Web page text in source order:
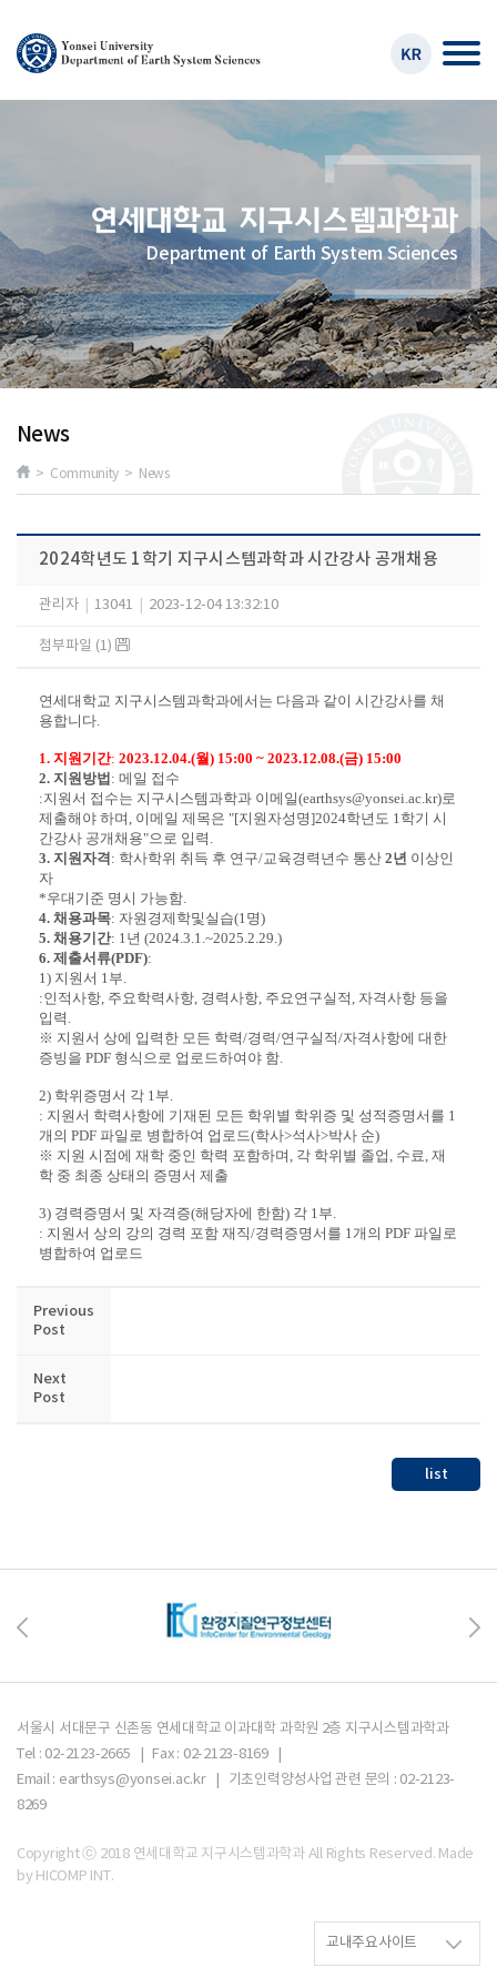
Department of Earth System Sciences
News
> Community > News
2024학년도 1학기 지구시스템과학과 시간강사 공개채용
관리자 13041 2023-12-04 13:32:10
첨부파일 (1)
연세대학교 지구시스템과학과에서는 다음과 같이 시간강사를 채
용합니다.
1. 지원기간: 2023.12.04.(월) 15:00 ~ 2023.12.08.(금) 15:00
2. 지원방법 : 메일 접수
:지원서 접수는 지구시스템과학과 이메일(earthsys@yonsei.ac.kr)로
제출해야 하며 , 이메일 제목은 "[지원자성명]2024학년도 1학기 시
간강사 공개채용"으로 입력 .
3. 지원자격 : 학사학위 취득 후 연구/교육경력년수 통산 2년 이상인
자
*우대기준 명시 가능함.
4. 채용과목: 자원경제학및실습(1명)
5. 채용기간: 1년 (2024.3.1.~2025.2.29.)
6. 제출서류(PDF):
1) 지원서 1부.
:인적사항, 주요학력사항, 경력사항, 주요연구실적 , 자격사항 등을
입력 .
※ 지원서 상에 입력한 모든 학력/경력/연구실적/자격사항에 대한
증빙을 PDF 형식으로 업로드하여야 함.
2) 학위증명서 각 1부.
: 지원서 학력사항에 기재된 모든 학위별 학위증 및 성적증명서를 1
개의 PDF 파일로 병합하여 업로드(학사>석사>박사 순)
※ 지원 시점에 재학 중인 학력 포함하며 , 각 학위별 졸업 , 수료, 재
학 중 최종 상태의 증명서 제출
3) 경력증명서 및 자격증(해당자에 한함) 각 1부.
: 지원서 상의 강의 경력 포함 재직/경력증명서를 1개의 PDF 파일로
병합하여 업로드
Previous
Post
Next
Post
list
서울시 서대문구 신촌동 연세대학교 이과대학 과학원 2층 지구시스템과학과
Tel : 02-2123-2665 | Fax : 02-2123-8169 |
Email : earthsys@yonsei.ac.kr | 기초인력양성사업 관련 문의 : 02-2123-
8269
Copyright ⓒ 2018 연세대학교 지구시스템과학과 All Rights Reserved. Made
by HICOMP INT.
교내주요사이트